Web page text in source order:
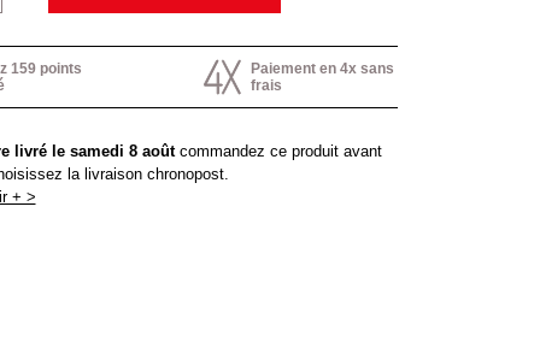
159 points
Paiement en 4x sans
frais
livré le samedi 8 aoûtcommandez ce produit avant
la livraison chronopost.
+ >